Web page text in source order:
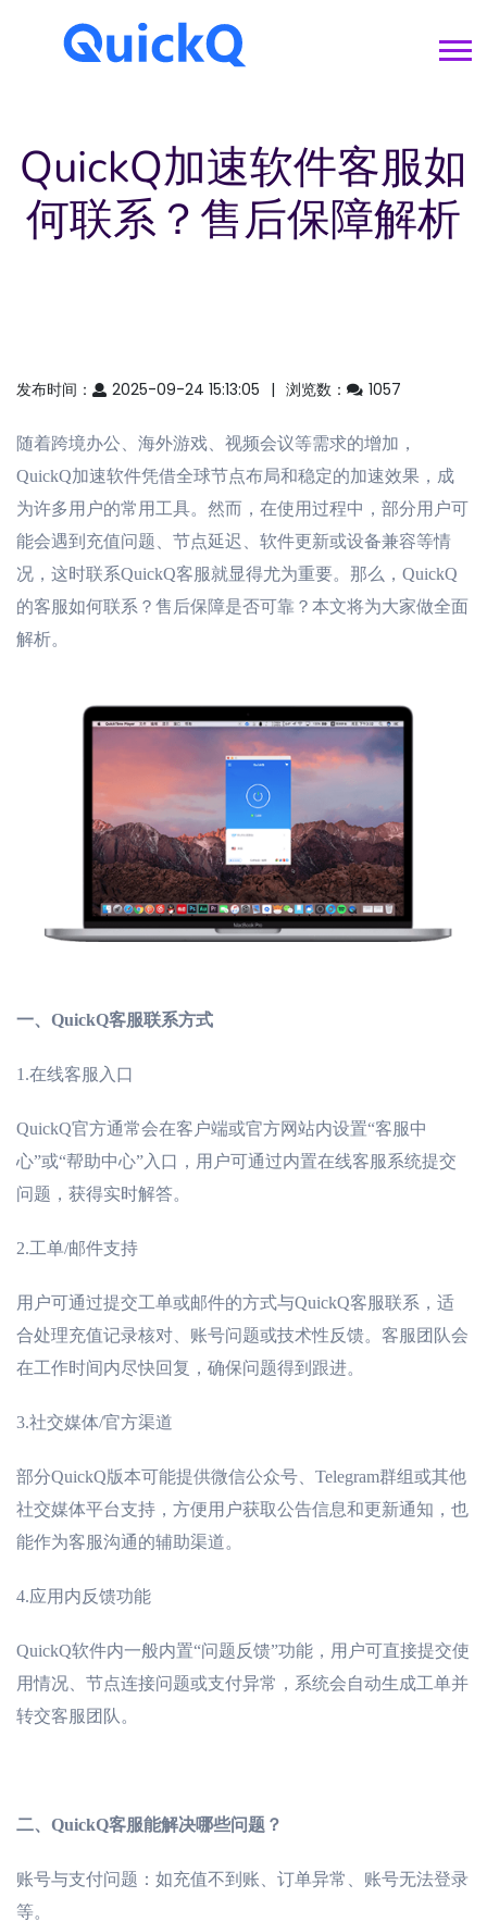
QuickQ加速软件客服如
何联系？售后保障解析
发布时间： 2025-09-24 15:13:05 浏览数： 1057
随着跨境办公、海外游戏、视频会议等需求的增加，
QuickQ加速软件凭借全球节点布局和稳定的加速效果，成
为许多用户的常用工具。然而，在使用过程中，部分用户可
能会遇到充值问题、节点延迟、软件更新或设备兼容等情
况，这时联系QuickQ客服就显得尤为重要。那么，QuickQ
的客服如何联系？售后保障是否可靠？本文将为大家做全面
解析。
一、 QuickQ客服联系方式
1.在线客服入口
QuickQ官方通常会在客户端或官方网站内设置“客服中
心”或“帮助中心”入口，用户可通过内置在线客服系统提交
问题，获得实时解答。
2.工单/邮件支持
用户可通过提交工单或邮件的方式与QuickQ客服联系，适
合处理充值记录核对、账号问题或技术性反馈。客服团队会
在工作时间内尽快回复，确保问题得到跟进。
3.社交媒体/官方渠道
部分QuickQ版本可能提供微信公众号、Telegram群组或其他
社交媒体平台支持，方便用户获取公告信息和更新通知，也
能作为客服沟通的辅助渠道。
4.应用内反馈功能
QuickQ软件内一般内置“问题反馈”功能，用户可直接提交使
用情况、节点连接问题或支付异常，系统会自动生成工单并
转交客服团队。
二、 QuickQ客服能解决哪些问题？
账号与支付问题：如充值不到账、订单异常、账号无法登录
等。